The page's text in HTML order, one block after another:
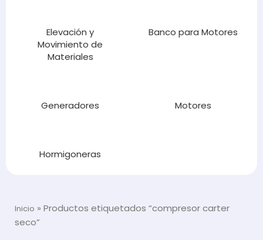
Elevación y
Movimiento de
Materiales
Banco para Motores
Generadores Motores
Hormigoneras
Inicio » Productos etiquetados “compresor carter
seco”